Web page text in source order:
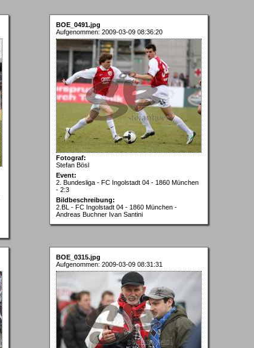
BOE_0491.jpg
Aufgenommen: 2009-03-09 08:36:20
Fotograf:
Stefan Bösl
Event:
2. Bundesliga - FC Ingolstadt 04 - 1860 München
- 2:3
Bildbeschreibung:
2.BL - FC Ingolstadt 04 - 1860 München -
Andreas Buchner Ivan Santini
BOE_0315.jpg
Aufgenommen: 2009-03-09 08:31:31